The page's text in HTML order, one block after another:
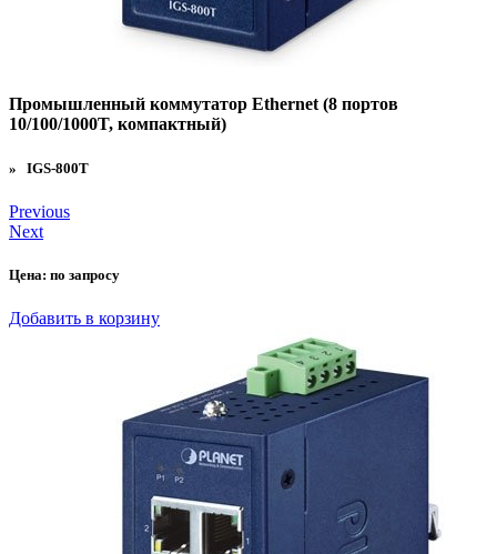
Промышленный коммутатор Ethernet (8 портов
10/100/1000T, компактный)
» IGS-800T
Previous
Next
Цена: по запросу
Добавить в корзину